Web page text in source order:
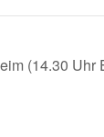
(14.30 Uhr